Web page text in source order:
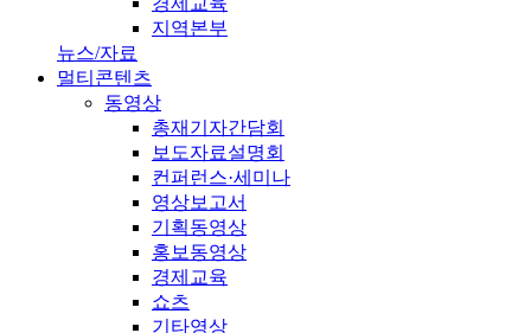
지역본부
뉴스/자료
멀티콘텐츠
동영상
총재기자간담회
보도자료설명회
컨퍼런스·세미나
영상보고서
기획동영상
홍보동영상
경제교육
쇼츠
기타영상